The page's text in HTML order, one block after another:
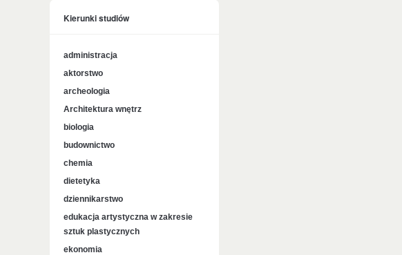
Kierunki studiów
administracja
aktorstwo
archeologia
Architektura wnętrz
biologia
budownictwo
chemia
dietetyka
dziennikarstwo
edukacja artystyczna w zakresie
sztuk plastycznych
ekonomia